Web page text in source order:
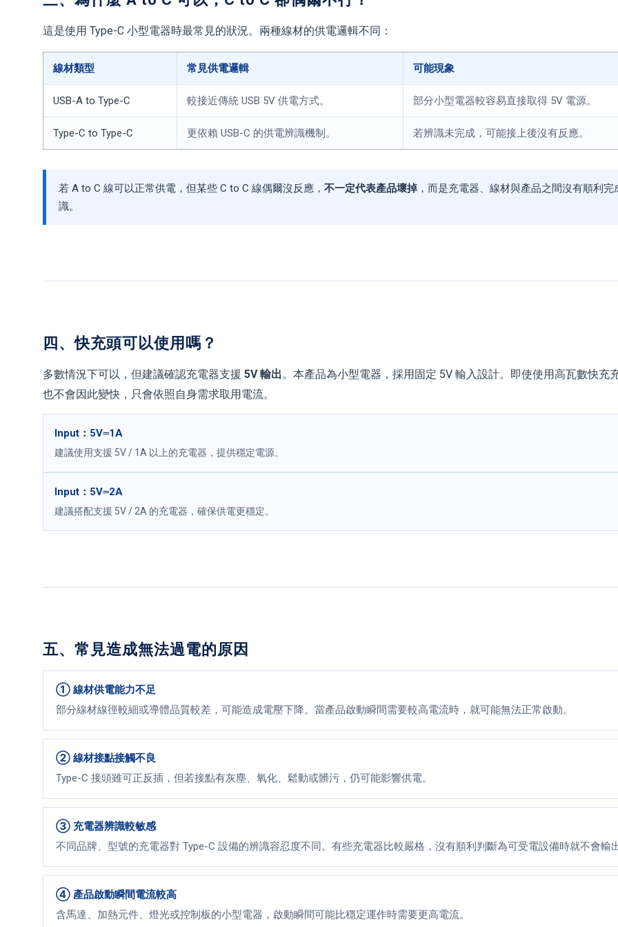
這是使用 Type-C 小型電器時最常見的狀況。兩種線材的供電邏輯不同：
線材類型 常見供電邏輯 可能現象
USB-A to Type-C 較接近傳統 USB 5V 供電方式。 部分小型電器較容易直接取得 5V 電源。
Type-C to Type-C 更依賴 USB-C 的供電辨識機制。 若辨識未完成，可能接上後沒有反應。
若 A to C 線可以正常供電，但某些 C to C 線偶爾沒反應， 不一定代表產品壞掉 ，而是充電器、線材與產品之間沒有順利完
識。
四、快充頭可以使用嗎？
多數情況下可以，但建議確認充電器支援 5V 輸出。本產品為小型電器，採用固定 5V 輸入設計。即使使用高瓦數快充
也不會因此變快，只會依照自身需求取用電流。
Input：5V⎓1A
建議使用支援 5V / 1A 以上的充電器，提供穩定電源。
Input：5V⎓2A
建議搭配支援 5V / 2A 的充電器，確保供電更穩定。
五、常見造成無法過電的原因
① 線材供電能力不足
部分線材線徑較細或導體品質較差，可能造成電壓下降。當產品啟動瞬間需要較高電流時，就可能無法正常啟動。
② 線材接點接觸不良
Type-C 接頭雖可正反插，但若接點有灰塵、氧化、鬆動或髒污，仍可能影響供電。
③ 充電器辨識較敏感
不同品牌、型號的充電器對 Type-C 設備的辨識容忍度不同。有些充電器比較嚴格，沒有順利判斷為可受電設備時就不會輸
④ 產品啟動瞬間電流較高
含馬達、加熱元件、燈光或控制板的小型電器，啟動瞬間可能比穩定運作時需要更高電流。